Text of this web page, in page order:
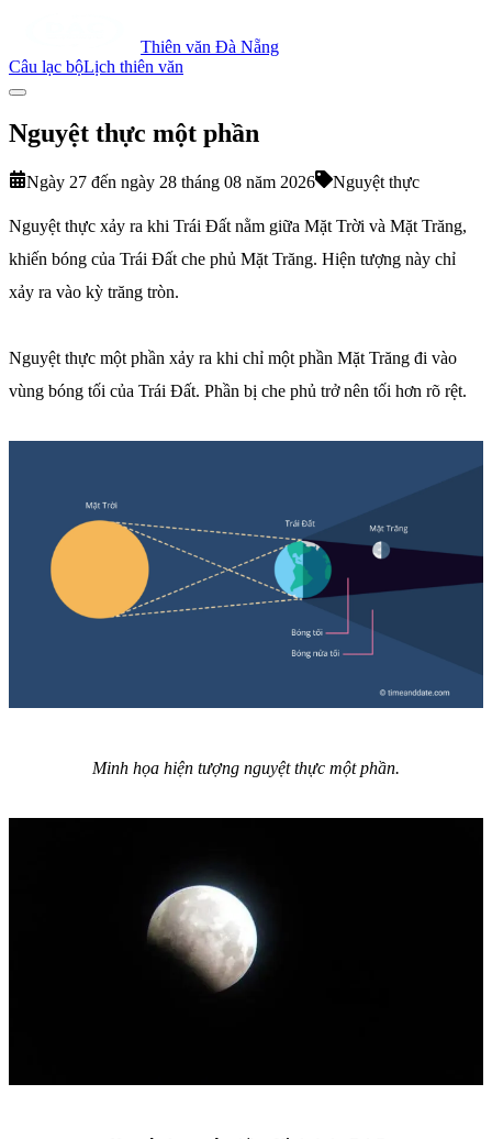
Thiên văn Đà Nẵng
Câu lạc bộLịch thiên văn
Nguyệt thực một phần
Ngày 27 đến ngày 28 tháng 08 năm 2026 Nguyệt thực
Nguyệt thực xảy ra khi Trái Đất nằm giữa Mặt Trời và Mặt Trăng,
khiến bóng của Trái Đất che phủ Mặt Trăng. Hiện tượng này chỉ
xảy ra vào kỳ trăng tròn.
Nguyệt thực một phần xảy ra khi chỉ một phần Mặt Trăng đi vào
vùng bóng tối của Trái Đất. Phần bị che phủ trở nên tối hơn rõ rệt.
Minh họa hiện tượng nguyệt thực một phần.